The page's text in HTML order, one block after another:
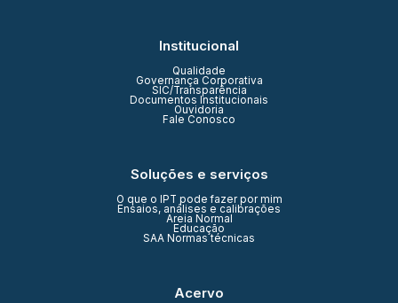
Institucional
Qualidade
Governança Corporativa
SIC/Transparência
Documentos Institucionais
Ouvidoria
Fale Conosco
Soluções e serviços
O que o IPT pode fazer por mim
Ensaios, análises e calibrações
Areia Normal
Educação
SAA Normas técnicas
Acervo